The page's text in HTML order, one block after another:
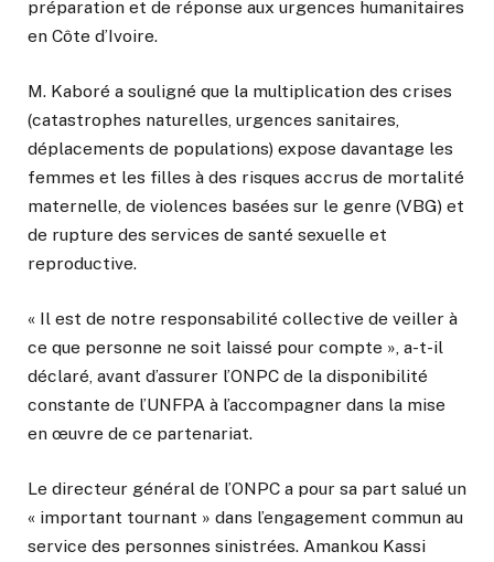
préparation et de réponse aux urgences humanitaires
en Côte d’Ivoire.
M. Kaboré a souligné que la multiplication des crises
(catastrophes naturelles, urgences sanitaires,
déplacements de populations) expose davantage les
femmes et les filles à des risques accrus de mortalité
maternelle, de violences basées sur le genre (VBG) et
de rupture des services de santé sexuelle et
reproductive.
« Il est de notre responsabilité collective de veiller à
ce que personne ne soit laissé pour compte », a-t-il
déclaré, avant d’assurer l’ONPC de la disponibilité
constante de l’UNFPA à l’accompagner dans la mise
en œuvre de ce partenariat.
Le directeur général de l’ONPC a pour sa part salué un
« important tournant » dans l’engagement commun au
service des personnes sinistrées. Amankou Kassi